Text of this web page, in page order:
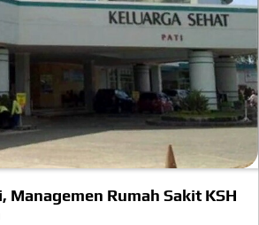
Managemen Rumah Sakit KSH